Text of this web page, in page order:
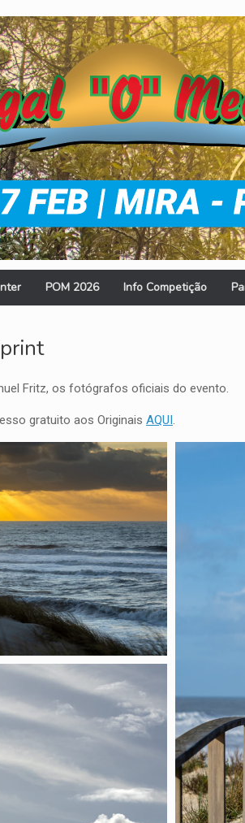
POM 2026 Info Competição
Fritz, os fotógrafos oficiais do evento.
gratuito aos Originais AQUI.